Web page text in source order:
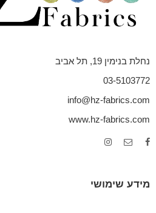
נחלת בנימין 19, תל אביב
03-5103772
info@hz-fabrics.com
www.hz-fabrics.com
מידע שימושי